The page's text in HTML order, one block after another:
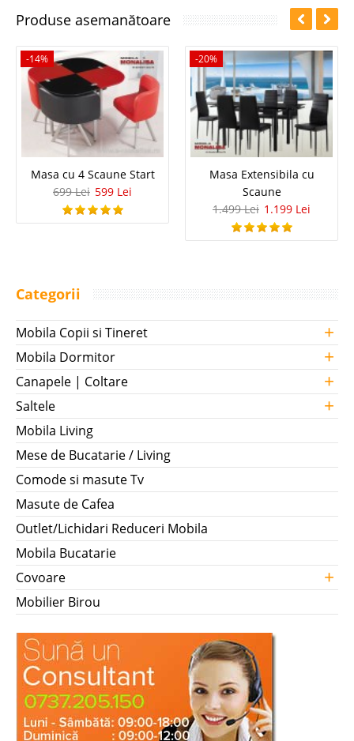
Produse asemanătoare
-14%
Masa cu 4 Scaune Start
699 Lei 599 Lei
-20%
Masa Extensibila cu
Scaune
1.499 Lei 1.199 Lei
Categorii
Mobila Copii si Tineret +
Mobila Dormitor +
Canapele | Coltare +
Saltele +
Mobila Living
Mese de Bucatarie / Living
Comode si masute Tv
Masute de Cafea
Outlet/Lichidari Reduceri Mobila
Mobila Bucatarie
Covoare
+
Mobilier Birou